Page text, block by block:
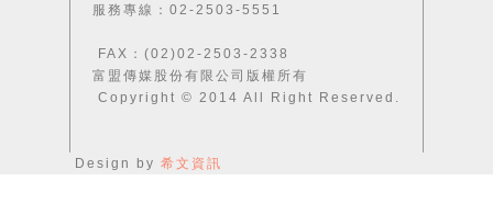
服務專線：02-2503-5551
FAX：(02)02-2503-2338
富盟傳媒股份有限公司版權所有
Copyright © 2014 All Right Reserved.
Design by 希文資訊